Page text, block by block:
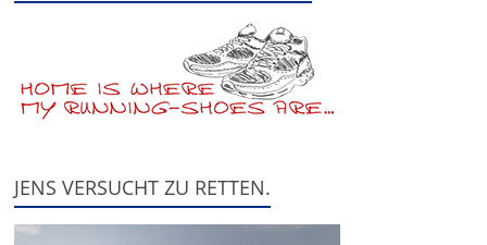
JENS VERSUCHT ZU RETTEN.